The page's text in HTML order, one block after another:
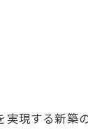
現する新